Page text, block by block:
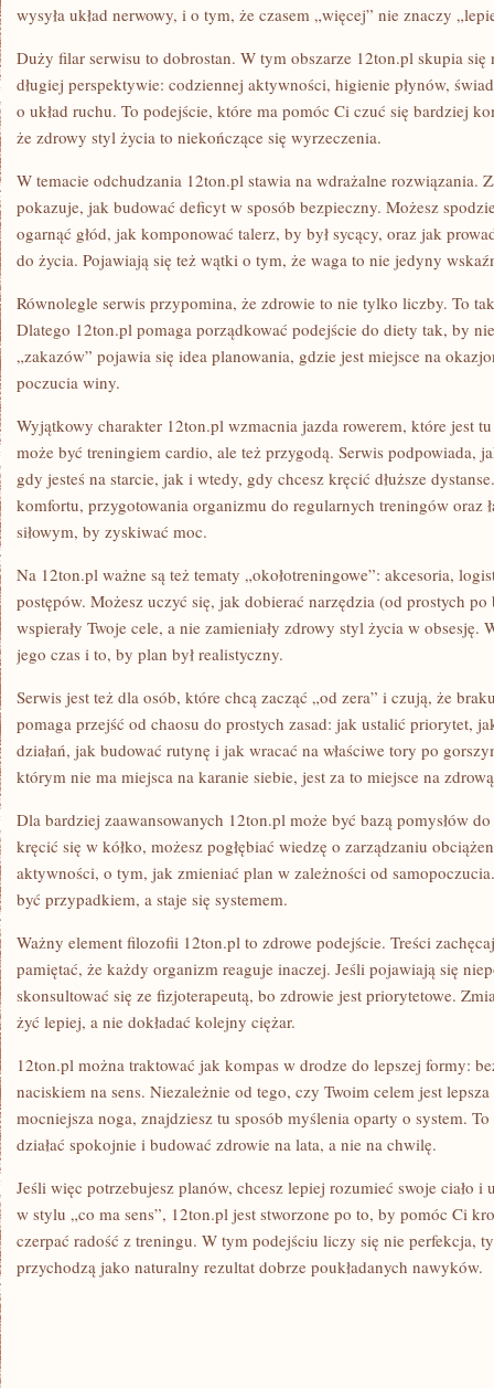
wysyła układ nerwowy, i o tym, że czasem „więcej” nie znaczy
Duży filar serwisu to dobrostan. W tym obszarze 12ton.pl skupia się
długiej perspektywie: codziennej aktywności, higienie płynów,
o układ ruchu. To podejście, które ma pomóc Ci czuć się bardziej
że zdrowy styl życia to niekończące się wyrzeczenia.
W temacie odchudzania 12ton.pl stawia na wdrażalne rozwiązania.
pokazuje, jak budować deficyt w sposób bezpieczny. Możesz
ogarnąć głód, jak komponować talerz, by był sycący, oraz jak
do życia. Pojawiają się też wątki o tym, że waga to nie jedyny
Równolegle serwis przypomina, że zdrowie to nie tylko liczby. To
Dlatego 12ton.pl pomaga porządkować podejście do diety tak, by
„zakazów” pojawia się idea planowania, gdzie jest miejsce na
poczucia winy.
Wyjątkowy charakter 12ton.pl wzmacnia jazda rowerem, które jest
może być treningiem cardio, ale też przygodą. Serwis podpowiada,
gdy jesteś na starcie, jak i wtedy, gdy chcesz kręcić dłuższe
komfortu, przygotowania organizmu do regularnych treningów oraz
siłowym, by zyskiwać moc.
Na 12ton.pl ważne są też tematy „okołotreningowe”: akcesoria,
postępów. Możesz uczyć się, jak dobierać narzędzia (od prostych
wspierały Twoje cele, a nie zamieniały zdrowy styl życia w obsesję.
jego czas i to, by plan był realistyczny.
Serwis jest też dla osób, które chcą zacząć „od zera” i czują, że
pomaga przejść od chaosu do prostych zasad: jak ustalić priorytet,
działań, jak budować rutynę i jak wracać na właściwe tory po
którym nie ma miejsca na karanie siebie, jest za to miejsce na
Dla bardziej zaawansowanych 12ton.pl może być bazą pomysłów
kręcić się w kółko, możesz pogłębiać wiedzę o zarządzaniu
aktywności, o tym, jak zmieniać plan w zależności od
być przypadkiem, a staje się systemem.
Ważny element filozofii 12ton.pl to zdrowe podejście. Treści
pamiętać, że każdy organizm reaguje inaczej. Jeśli pojawiają się
skonsultować się ze fizjoterapeutą, bo zdrowie jest priorytetowe.
żyć lepiej, a nie dokładać kolejny ciężar.
12ton.pl można traktować jak kompas w drodze do lepszej formy:
naciskiem na sens. Niezależnie od tego, czy Twoim celem jest
mocniejsza noga, znajdziesz tu sposób myślenia oparty o system.
działać spokojnie i budować zdrowie na lata, a nie na chwilę.
Jeśli więc potrzebujesz planów, chcesz lepiej rozumieć swoje ciało
w stylu „co ma sens”, 12ton.pl jest stworzone po to, by pomóc Ci
czerpać radość z treningu. W tym podejściu liczy się nie perfekcja,
przychodzą jako naturalny rezultat dobrze poukładanych nawyków.